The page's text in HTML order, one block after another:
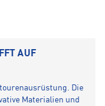
AUF
Die
Materialien und